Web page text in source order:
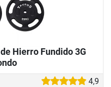
Hierro Fundido 3G
4,9